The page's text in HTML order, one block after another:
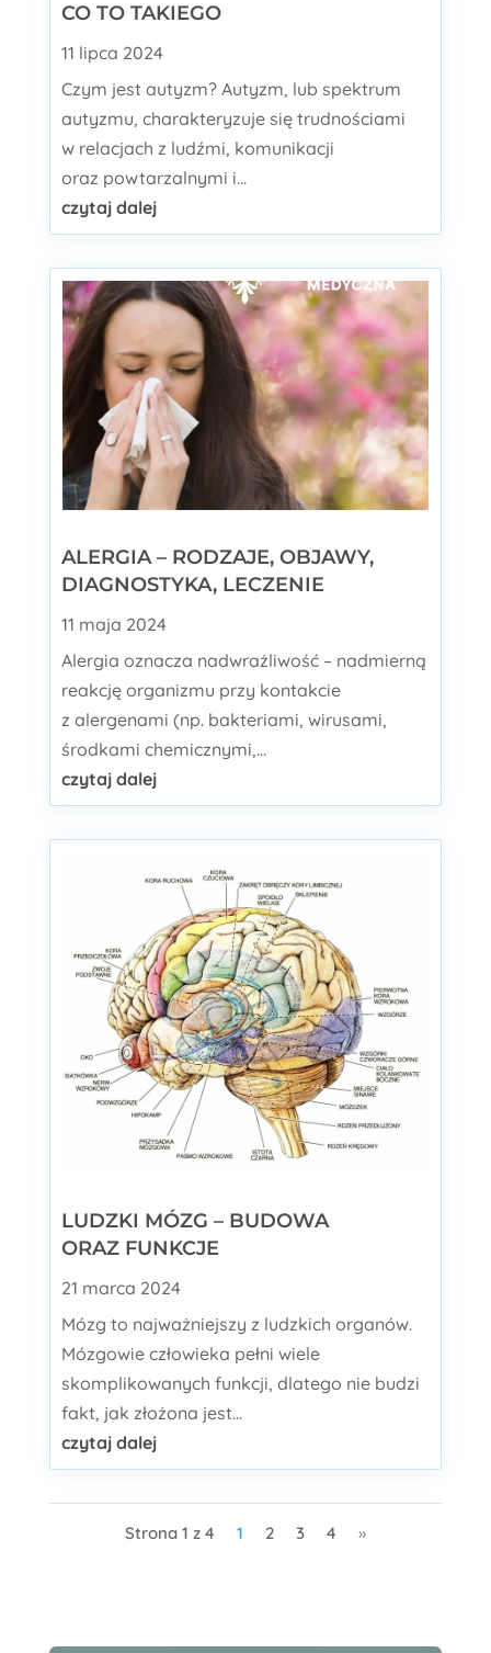
CO TO TAKIEGO
11 lipca 2024
Czym jest autyzm? Autyzm, lub spektrum
autyzmu, charakteryzuje się trudnościami
w relacjach z ludźmi, komunikacji
oraz powtarzalnymi i...
czytaj dalej
ALERGIA – RODZAJE, OBJAWY,
DIAGNOSTYKA, LECZENIE
11 maja 2024
Alergia oznacza nadwrażliwość – nadmierną
reakcję organizmu przy kontakcie
z alergenami (np. bakteriami, wirusami,
środkami chemicznymi,...
czytaj dalej
LUDZKI MÓZG – BUDOWA
ORAZ FUNKCJE
21 marca 2024
Mózg to najważniejszy z ludzkich organów.
Mózgowie człowieka pełni wiele
skomplikowanych funkcji, dlatego nie budzi
fakt, jak złożona jest...
czytaj dalej
Strona 1 z 4 1 2 3 4 »